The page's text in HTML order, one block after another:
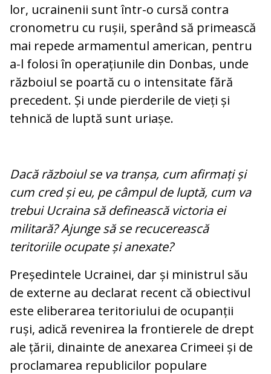
lor, ucrainenii sunt într-o cursă contra
cronometru cu rușii, sperând să primească
mai repede armamentul american, pentru
a-l folosi în operațiunile din Donbas, unde
războiul se poartă cu o intensitate fără
precedent. Și unde pierderile de vieți și
tehnică de luptă sunt uriașe.
Dacă războiul se va tranșa, cum afirmați și
cum cred și eu, pe câmpul de luptă, cum va
trebui Ucraina să definească victoria ei
militară? Ajunge să se recucerească
teritoriile ocupate și anexate?
Președintele Ucrainei, dar și ministrul său
de externe au declarat recent că obiectivul
este eliberarea teritoriului de ocupanții
ruși, adică revenirea la frontierele de drept
ale țării, dinainte de anexarea Crimeei și de
proclamarea republicilor populare